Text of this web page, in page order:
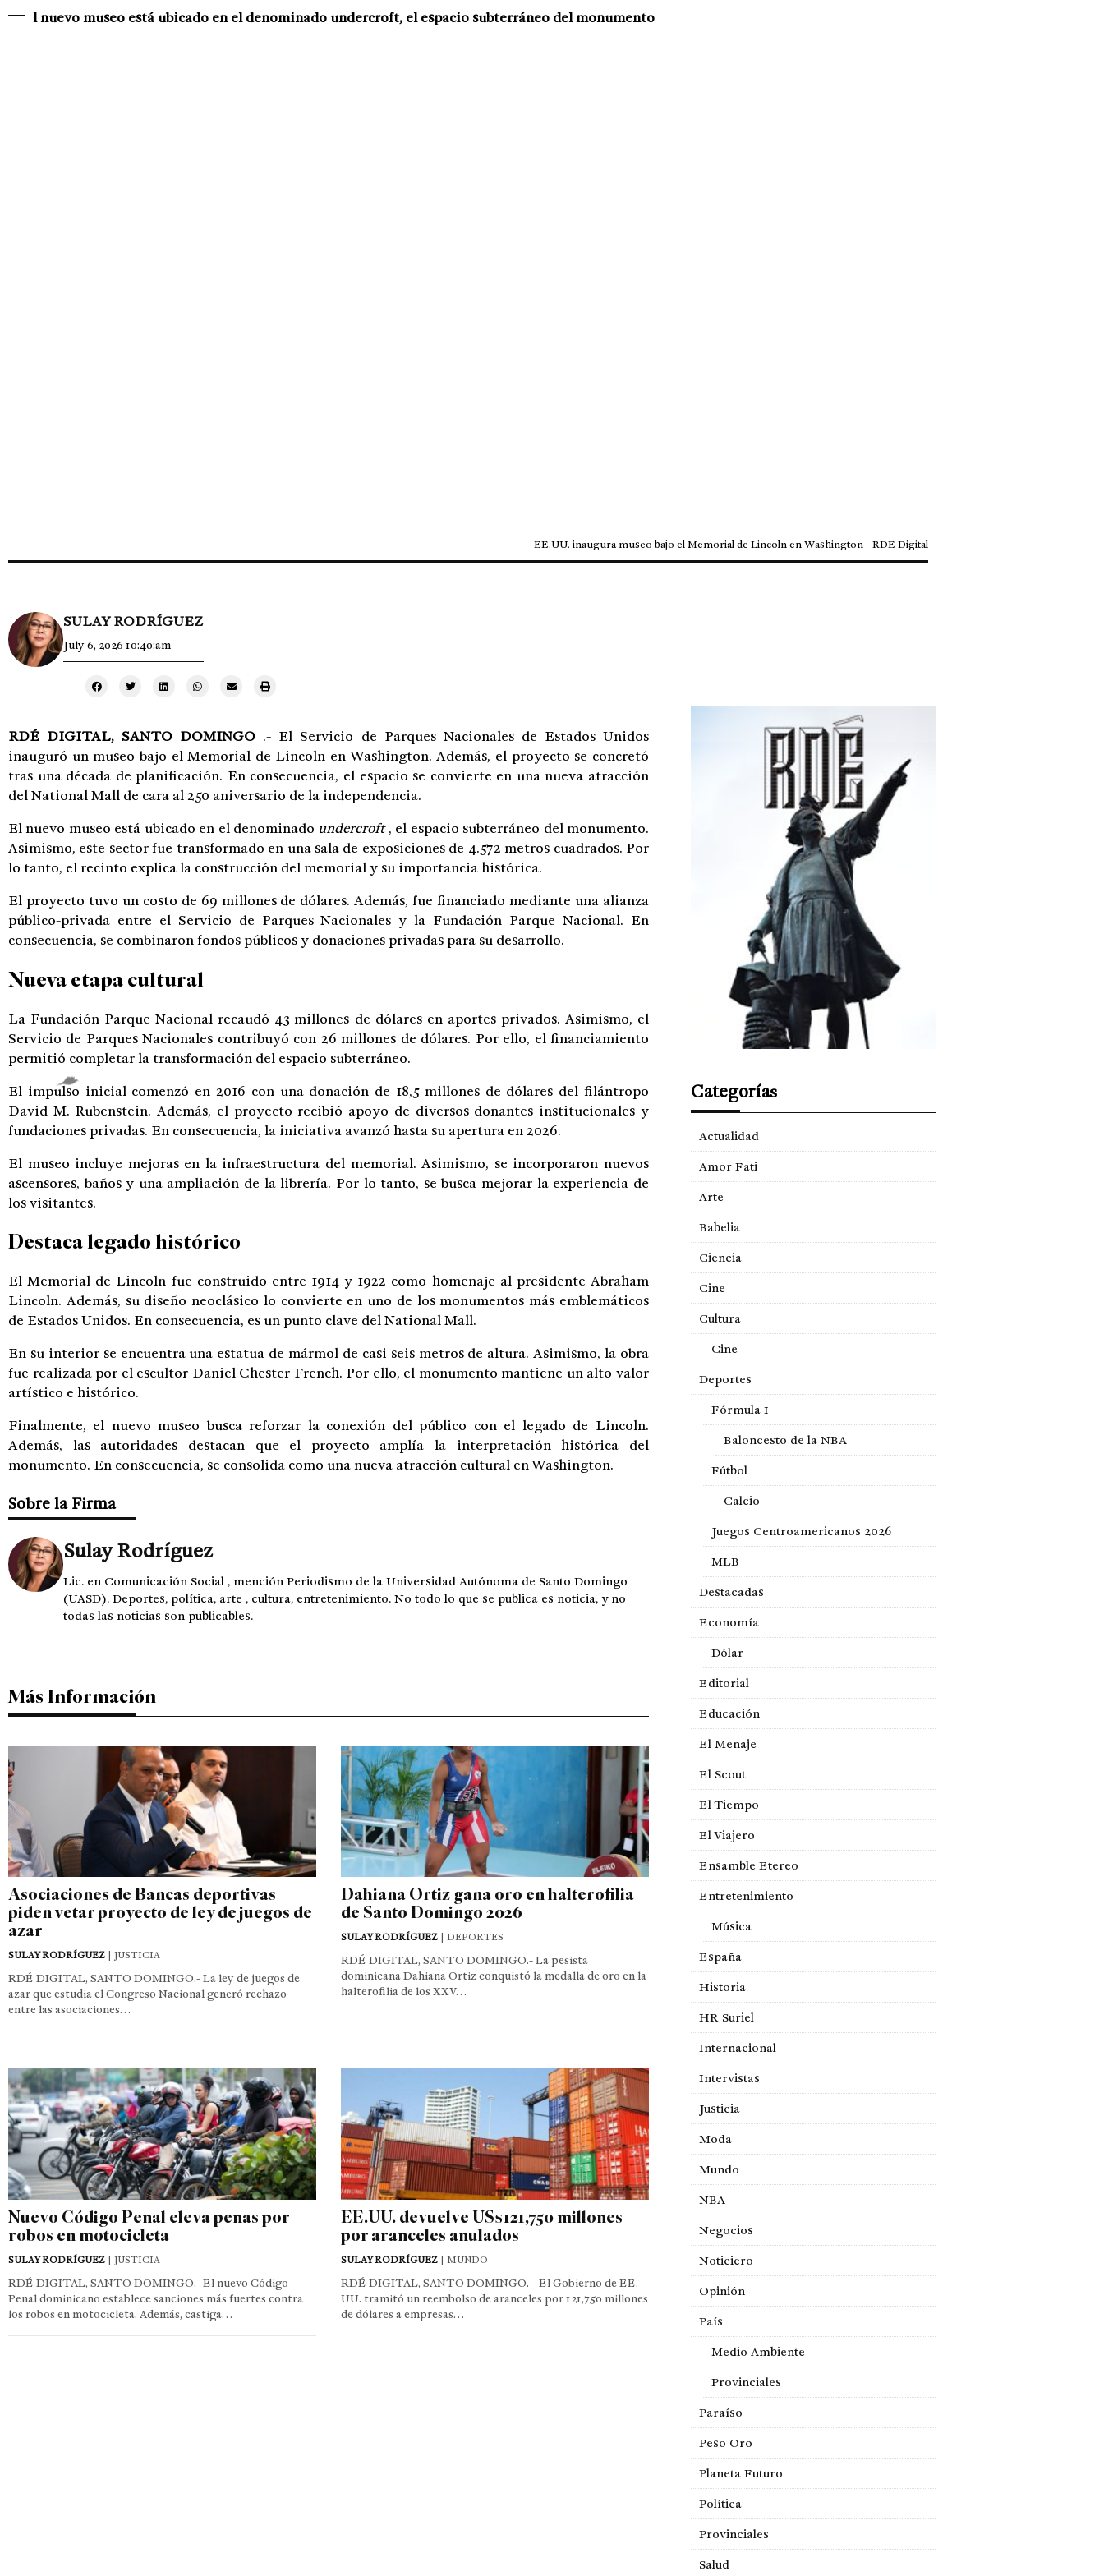
l nuevo museo está ubicado en el denominado undercroft, el espacio subterráneo del monumento
EE.UU. inaugura museo bajo el Memorial de Lincoln en Washington - RDE Digital
SULAY RODRÍGUEZ
July 6, 2026 10:40:am
RDÉ DIGITAL, SANTO DOMINGO .- El Servicio de Parques Nacionales de Estados Unidos
inauguró un museo bajo el Memorial de Lincoln en Washington. Además, el proyecto se concretó
tras una década de planificación. En consecuencia, el espacio se convierte en una nueva atracción
del National Mall de cara al 250 aniversario de la independencia.
El nuevo museo está ubicado en el denominado undercroft, el espacio subterráneo del monumento.
Asimismo, este sector fue transformado en una sala de exposiciones de 4.572 metros cuadrados. Por
lo tanto, el recinto explica la construcción del memorial y su importancia histórica.
El proyecto tuvo un costo de 69 millones de dólares. Además, fue financiado mediante una alianza
público-privada entre el Servicio de Parques Nacionales y la Fundación Parque Nacional. En
consecuencia, se combinaron fondos públicos y donaciones privadas para su desarrollo.
Nueva etapa cultural
La Fundación Parque Nacional recaudó 43 millones de dólares en aportes privados. Asimismo, el
Servicio de Parques Nacionales contribuyó con 26 millones de dólares. Por ello, el financiamiento
permitió completar la transformación del espacio subterráneo.
El impulso inicial comenzó en 2016 con una donación de 18,5 millones de dólares del filántropo
David M. Rubenstein. Además, el proyecto recibió apoyo de diversos donantes institucionales y
fundaciones privadas. En consecuencia, la iniciativa avanzó hasta su apertura en 2026.
El museo incluye mejoras en la infraestructura del memorial. Asimismo, se incorporaron nuevos
ascensores, baños y una ampliación de la librería. Por lo tanto, se busca mejorar la experiencia de
los visitantes.
Destaca legado histórico
El Memorial de Lincoln fue construido entre 1914 y 1922 como homenaje al presidente Abraham
Lincoln. Además, su diseño neoclásico lo convierte en uno de los monumentos más emblemáticos
de Estados Unidos. En consecuencia, es un punto clave del National Mall.
En su interior se encuentra una estatua de mármol de casi seis metros de altura. Asimismo, la obra
fue realizada por el escultor Daniel Chester French. Por ello, el monumento mantiene un alto valor
artístico e histórico.
Finalmente, el nuevo museo busca reforzar la conexión del público con el legado de Lincoln.
Además, las autoridades destacan que el proyecto amplía la interpretación histórica del
monumento. En consecuencia, se consolida como una nueva atracción cultural en Washington.
Sobre la Firma
Sulay Rodríguez
Lic. en Comunicación Social , mención Periodismo de la Universidad Autónoma de Santo Domingo
(UASD). Deportes, política, arte , cultura, entretenimiento. No todo lo que se publica es noticia, y no
todas las noticias son publicables.
Más Información
Asociaciones de Bancas deportivas
piden vetar proyecto de ley de juegos de
azar
SULAY RODRÍGUEZ | JUSTICIA
RDÉ DIGITAL, SANTO DOMINGO.- La ley de juegos de
azar que estudia el Congreso Nacional generó rechazo
entre las asociaciones…
Dahiana Ortiz gana oro en halterofilia
de Santo Domingo 2026
SULAY RODRÍGUEZ| DEPORTES
RDÉ DIGITAL, SANTO DOMINGO.- La pesista
dominicana Dahiana Ortiz conquistó la medalla de oro en la
halterofilia de los XXV…
Nuevo Código Penal eleva penas por
robos en motocicleta
SULAY RODRÍGUEZ | JUSTICIA
RDÉ DIGITAL, SANTO DOMINGO.- El nuevo Código
Penal dominicano establece sanciones más fuertes contra
los robos en motocicleta. Además, castiga…
EE.UU. devuelve US$121,750 millones
por aranceles anulados
SULAY RODRÍGUEZ| MUNDO
RDÉ DIGITAL, SANTO DOMINGO.– El Gobierno de EE.
UU. tramitó un reembolso de aranceles por 121,750 millones
de dólares a empresas…
Categorías
Actualidad
Amor Fati
Arte
Babelia
Ciencia
Cine
Cultura
Cine
Deportes
Fórmula 1
Baloncesto de la NBA
Fútbol
Calcio
Juegos Centroamericanos 2026
MLB
Destacadas
Economía
Dólar
Editorial
Educación
El Menaje
El Scout
El Tiempo
El Viajero
Ensamble Etereo
Entretenimiento
Música
España
Historia
HR Suriel
Internacional
Intervistas
Justicia
Moda
Mundo
NBA
Negocios
Noticiero
Opinión
País
Medio Ambiente
Provinciales
Paraíso
Peso Oro
Planeta Futuro
Política
Provinciales
Salud